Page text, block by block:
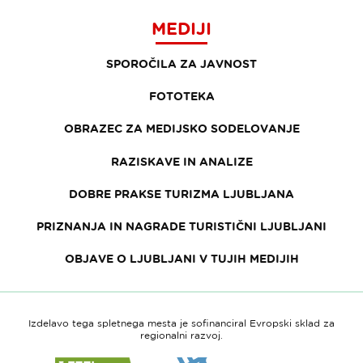
MEDIJI
SPOROČILA ZA JAVNOST
FOTOTEKA
OBRAZEC ZA MEDIJSKO SODELOVANJE
RAZISKAVE IN ANALIZE
DOBRE PRAKSE TURIZMA LJUBLJANA
PRIZNANJA IN NAGRADE TURISTIČNI LJUBLJANI
OBJAVE O LJUBLJANI V TUJIH MEDIJIH
Izdelavo tega spletnega mesta je sofinanciral Evropski sklad za
regionalni razvoj.